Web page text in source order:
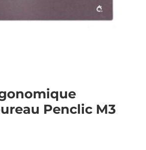
Penclic M3